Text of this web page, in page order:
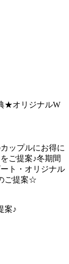
★オリジナルW
ップルにお得に
ご提案♪冬期間
ト・オリジナル
ご提案☆
案♪